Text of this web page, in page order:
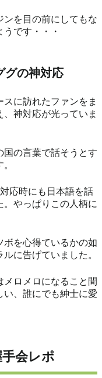
ンを目の前にしてもな
です・・・
グの神対応
に訪れたファンをま
神対応が光っていま
の言葉で話そうとす
応時にも日本語を話
。やっぱりこの人柄に
ボを心得ているかの如
に告げていました。
ロメロになること間
い、誰にでも紳士に愛
会レポ